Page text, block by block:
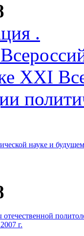
.
XXI
науке и будущем
г.